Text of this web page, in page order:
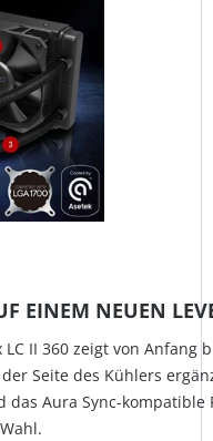
EINEM NEUEN
II 360 zeigt von Anfang
Seite des Kühlers
das Aura Sync-